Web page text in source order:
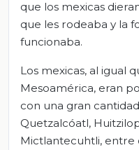
que los mexicas
que les rodeaba y la
funcionaba.
Los mexicas, al igual
Mesoamérica, eran
con una gran
Quetzalcóatl,
Mictlantecuhtli, entre